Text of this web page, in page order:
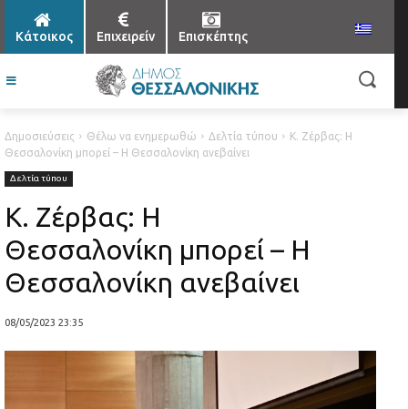
Κάτοικος Επιχειρείν Επισκέπτης
Δημοσιεύσεις Θέλω να ενημερωθώ Δελτία τύπου
Κ. Ζέρβας: Η
Θεσσαλονίκη μπορεί – Η Θεσσαλονίκη ανεβαίνει
Δελτία τύπου
Κ. Ζέρβας: Η
Θεσσαλονίκη μπορεί – Η
Θεσσαλονίκη ανεβαίνει
08/05/2023 23:35